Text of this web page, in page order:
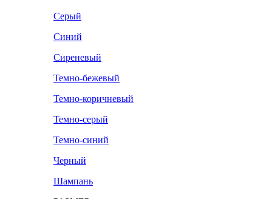
Серый
Синий
Сиреневый
Темно-бежевый
Темно-коричневый
Темно-серый
Темно-синий
Черный
Шампань